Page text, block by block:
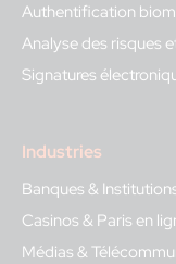
Authentification
Analyse des risques
Signatures
Industries
Banques &
Casinos & Paris en
Médias &